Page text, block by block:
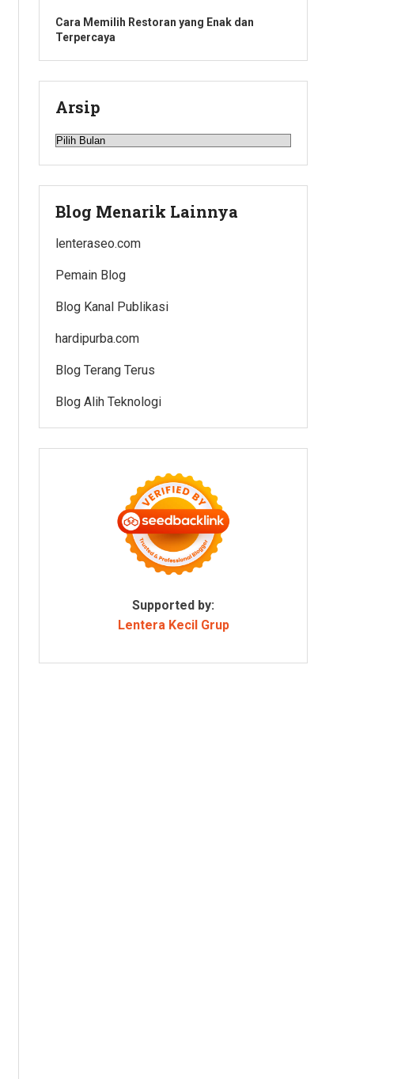
Cara Memilih Restoran yang Enak dan
Terpercaya
Arsip
Arsip
Blog Menarik Lainnya
lenteraseo.com
Pemain Blog
Blog Kanal Publikasi
hardipurba.com
Blog Terang Terus
Blog Alih Teknologi
Supported by:
Lentera Kecil Grup